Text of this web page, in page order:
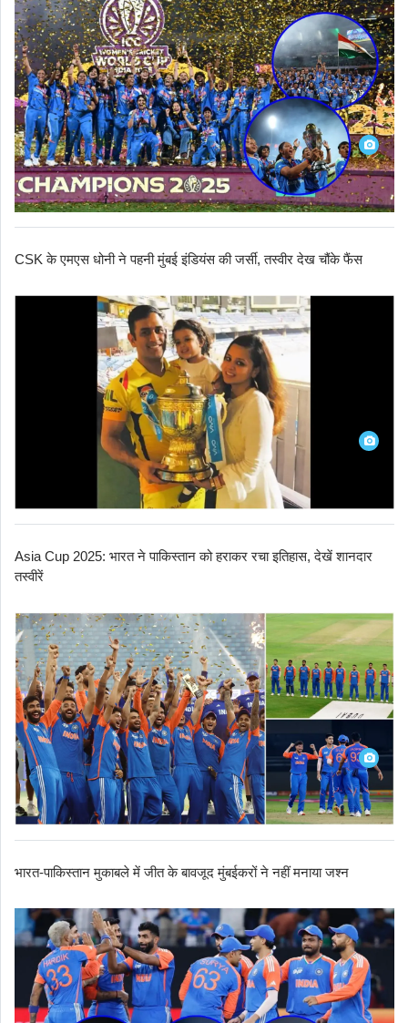
CSK के एमएस धोनी ने पहनी मुंबई इंडियंस की जर्सी, तस्वीर देख चौंके फैंस
Asia Cup 2025: भारत ने पाकिस्तान को हराकर रचा इतिहास, देखें शानदार
तस्वीरें
भारत-पाकिस्तान मुकाबले में जीत के बावजूद मुंबईकरों ने नहीं मनाया जश्न